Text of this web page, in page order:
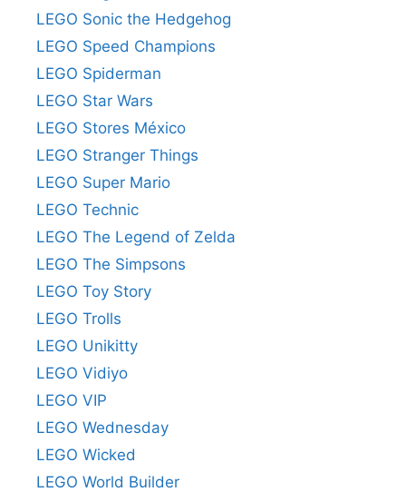
LEGO Sonic the Hedgehog
LEGO Speed Champions
LEGO Spiderman
LEGO Star Wars
LEGO Stores México
LEGO Stranger Things
LEGO Super Mario
LEGO Technic
LEGO The Legend of Zelda
LEGO The Simpsons
LEGO Toy Story
LEGO Trolls
LEGO Unikitty
LEGO Vidiyo
LEGO VIP
LEGO Wednesday
LEGO Wicked
LEGO World Builder